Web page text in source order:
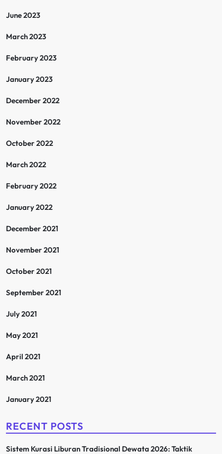
June 2023
March 2023
February 2023
January 2023
December 2022
November 2022
October 2022
March 2022
February 2022
January 2022
December 2021
November 2021
October 2021
September 2021
July 2021
May 2021
April 2021
March 2021
January 2021
RECENT POSTS
Sistem Kurasi Liburan Tradisional Dewata 2026: Taktik